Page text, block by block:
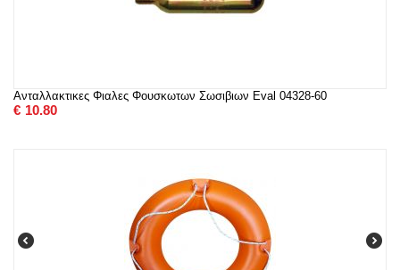
Ανταλλακτικες Φιαλες Φουσκωτων Σωσιβιων Eval 04328-60
€ 10.80